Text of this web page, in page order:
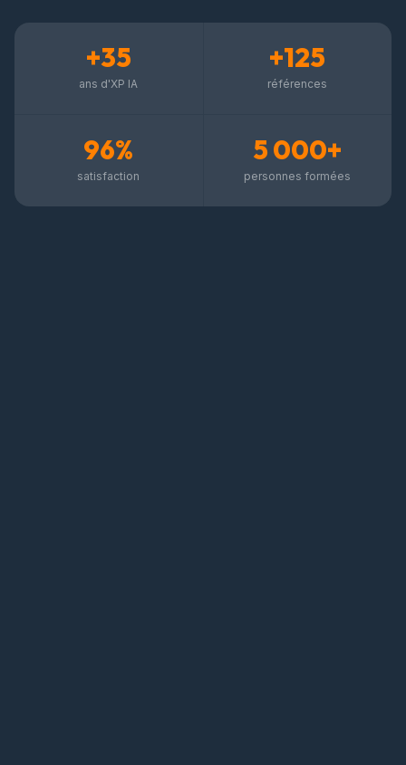
+35
ans d'XP IA
+125
références
96%
satisfaction
5 000+
personnes formées